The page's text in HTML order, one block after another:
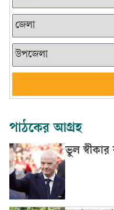
পাঠকের আগ্রহ
ভুল স্বীকার